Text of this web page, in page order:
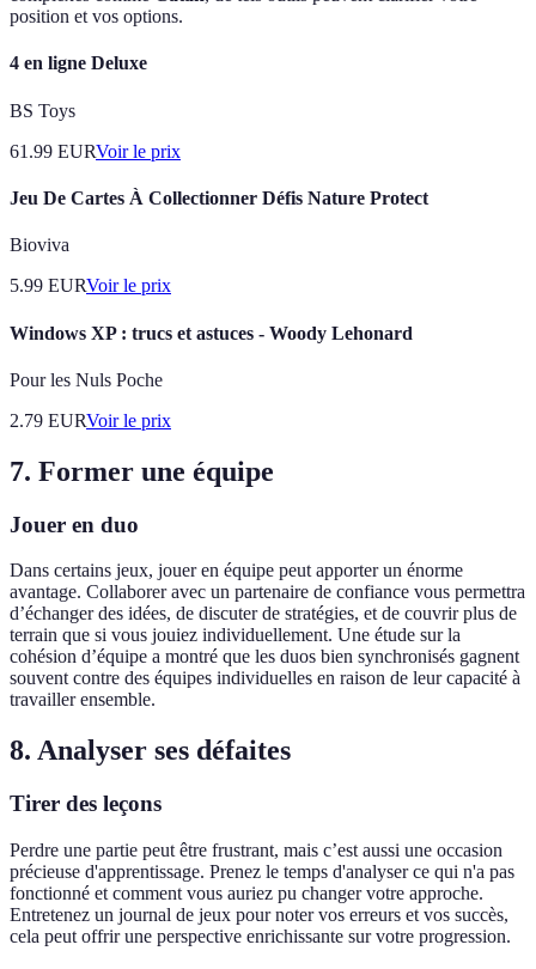
position et vos options.
4 en ligne Deluxe
BS Toys
61.99 EURVoir le prix
Jeu De Cartes À Collectionner Défis Nature Protect
Bioviva
5.99 EURVoir le prix
Windows XP : trucs et astuces - Woody Lehonard
Pour les Nuls Poche
2.79 EURVoir le prix
7. Former une équipe
Jouer en duo
Dans certains jeux, jouer en équipe peut apporter un énorme
avantage. Collaborer avec un partenaire de confiance vous permettra
d’échanger des idées, de discuter de stratégies, et de couvrir plus de
terrain que si vous jouiez individuellement. Une étude sur la
cohésion d’équipe a montré que les duos bien synchronisés gagnent
souvent contre des équipes individuelles en raison de leur capacité à
travailler ensemble.
8. Analyser ses défaites
Tirer des leçons
Perdre une partie peut être frustrant, mais c’est aussi une occasion
précieuse d'apprentissage. Prenez le temps d'analyser ce qui n'a pas
fonctionné et comment vous auriez pu changer votre approche.
Entretenez un journal de jeux pour noter vos erreurs et vos succès,
cela peut offrir une perspective enrichissante sur votre progression.